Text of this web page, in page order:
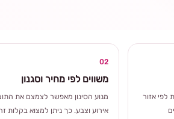
02
משווים לפי מחיר וסגנון
מנוע הסינון מאפשר לצמצם את
אירוע וצבע. כך ניתן למצוא בקלות
לפי אזור